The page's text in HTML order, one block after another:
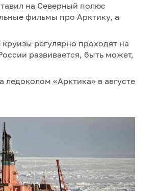
на Северный полюс
фильмы про Арктику, а
регулярно проходят на
развивается, быть может,
«Арктика» в августе